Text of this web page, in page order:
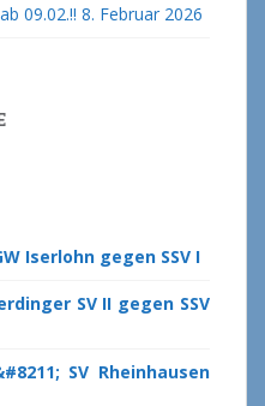
09.02.!! 8. Februar 2026
Iserlohn gegen SSV I
SV II gegen SSV
SV Rheinhausen